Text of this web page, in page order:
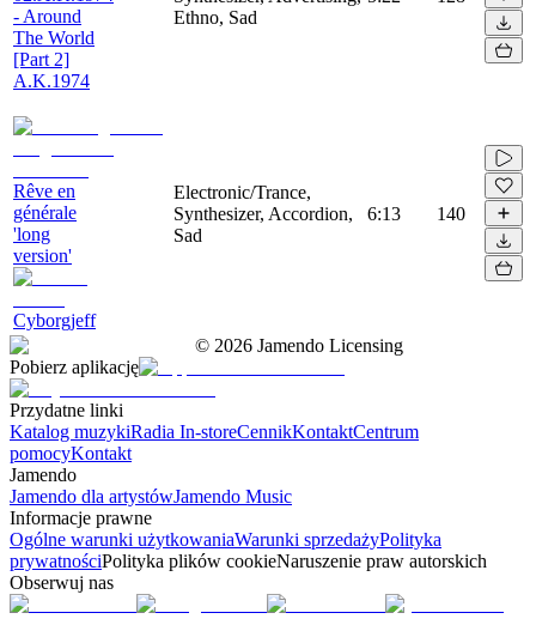
- Around
The World
[Part 2]
A.K.1974
Ethno, Sad
Rêve en
générale
'long
version'
Cyborgjeff
Electronic/Trance,
Synthesizer, Accordion,
Sad
6:13 140
© 2026 Jamendo Licensing
Pobierz aplikację
Przydatne linki
Katalog muzykiRadia In-storeCennikKontaktCentrum
pomocyKontakt
Jamendo
Jamendo dla artystówJamendo Music
Informacje prawne
Ogólne warunki użytkowaniaWarunki sprzedażyPolityka
prywatnościPolityka plików cookieNaruszenie praw autorskich
Obserwuj nas